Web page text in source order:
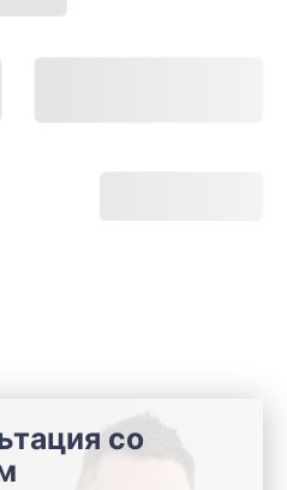
со